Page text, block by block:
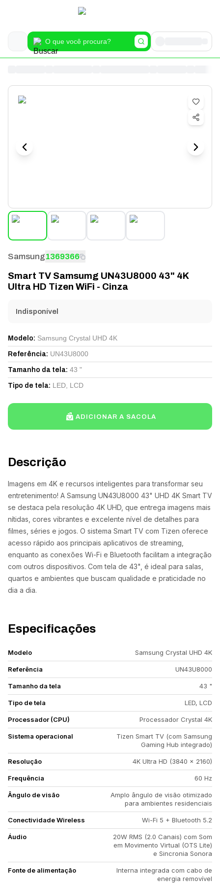
Descrição
Imagens em 4K e recursos inteligentes para transformar seu
entretenimento! A Samsung UN43U8000 43" UHD 4K Smart TV
se destaca pela resolução 4K UHD, que entrega imagens mais
nítidas, cores vibrantes e excelente nível de detalhes para
filmes, séries e jogos. O sistema Smart TV com Tizen oferece
acesso rápido aos principais aplicativos de streaming,
enquanto as conexões Wi-Fi e Bluetooth facilitam a integração
com outros dispositivos. Com tela de 43", é ideal para salas,
quartos e ambientes que buscam qualidade e praticidade no
dia a dia.
Especificações
Modelo Samsung Crystal UHD 4K
Referência UN43U8000
Tamanho da tela 43 "
Tipo de tela LED, LCD
Processador (CPU) Processador Crystal 4K
Sistema operacional
Tizen Smart TV (com Samsung
Gaming Hub integrado)
Resolução 4K Ultra HD (3840 x 2160)
Frequência 60 Hz
Ângulo de visão
Amplo ângulo de visão otimizado
para ambientes residenciais
Conectividade Wireless Wi-Fi 5 + Bluetooth 5.2
Áudio
20W RMS (2.0 Canais) com Som
em Movimento Virtual (OTS Lite)
e Sincronia Sonora
Fonte de alimentação
Interna integrada com cabo de
energia removível
Samsung1369366
Smart TV Samsumg UN43U8000 43" 4K
Ultra HD Tizen WiFi - Cinza
Indisponível
Modelo: Samsung Crystal UHD 4K
Referência: UN43U8000
Tamanho da tela: 43 "
Tipo de tela: LED, LCD
ADICIONAR A SACOLA